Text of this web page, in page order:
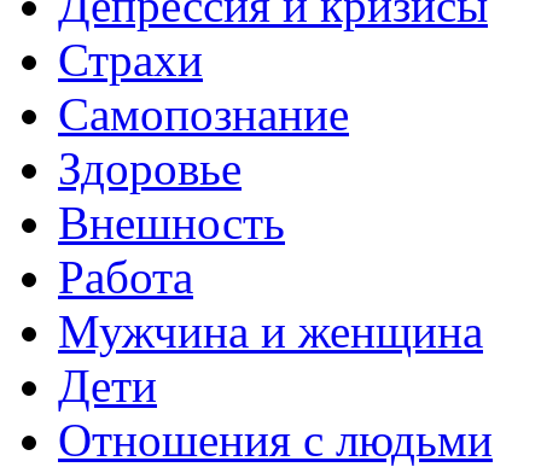
Страхи
Самопознание
Здоровье
Внешность
Работа
Мужчина и женщина
Дети
Отношения с людьми